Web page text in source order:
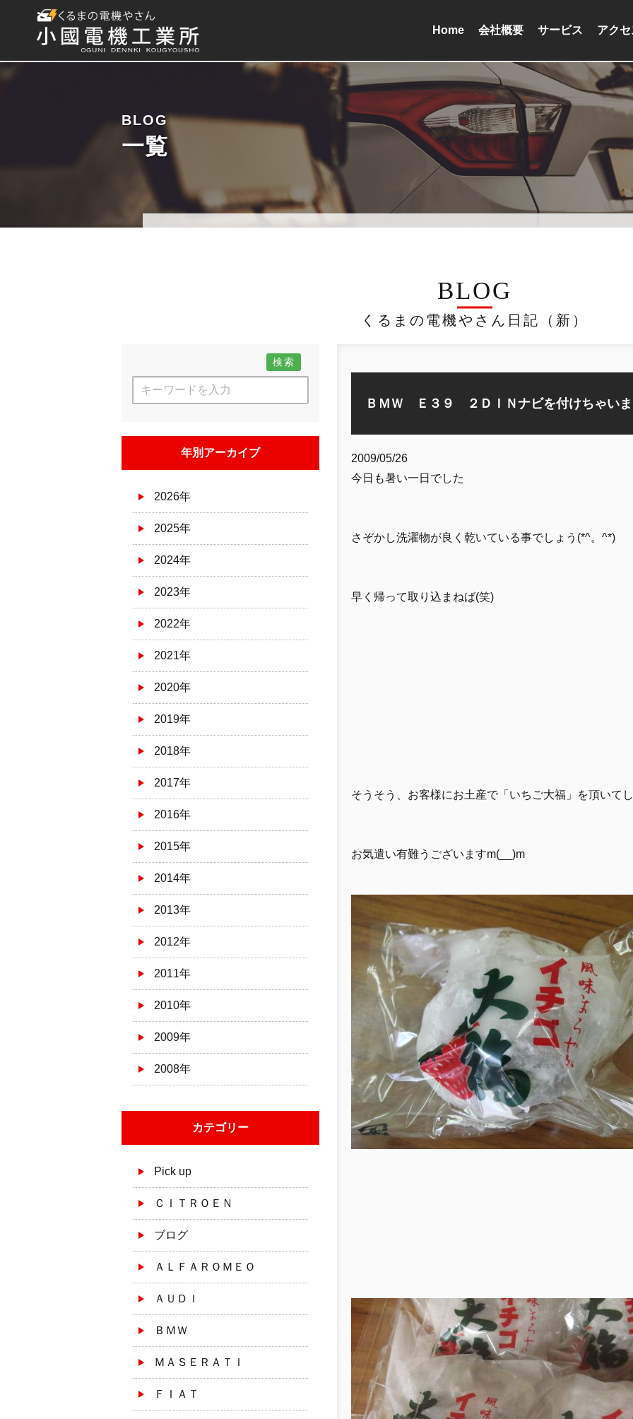
Home 会社概要 サービス アク
BLOG
一覧
BLOG
くるまの電機やさん日記（新）
検索
年別アーカイブ
2026年
2025年
2024年
2023年
2022年
2021年
2020年
2019年
2018年
2017年
2016年
2015年
2014年
2013年
2012年
2011年
2010年
2009年
2008年
カテゴリー
Pick up
ＣＩＴＲＯＥＮ
ブログ
ＡＬＦＡＲＯＭＥＯ
ＡＵＤＩ
ＢＭＷ
ＭＡＳＥＲＡＴＩ
ＦＩＡＴ
ＢＭＷ Ｅ３９ ２ＤＩＮナビを付けちゃい
2009/05/26
今日も暑い一日でした
さぞかし洗濯物が良く乾いている事でしょう(*^。^*)
早く帰って取り込まねば(笑)
そうそう、お客様にお土産で「いちご大福」を頂いて
お気遣い有難うございますm(__)m